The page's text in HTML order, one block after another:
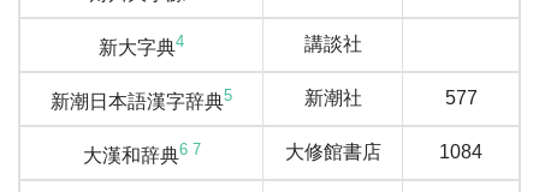
新大字典4 講談社
新潮日本語漢字辞典5 新潮社 577
大漢和辞典6 7 大修館書店 1084